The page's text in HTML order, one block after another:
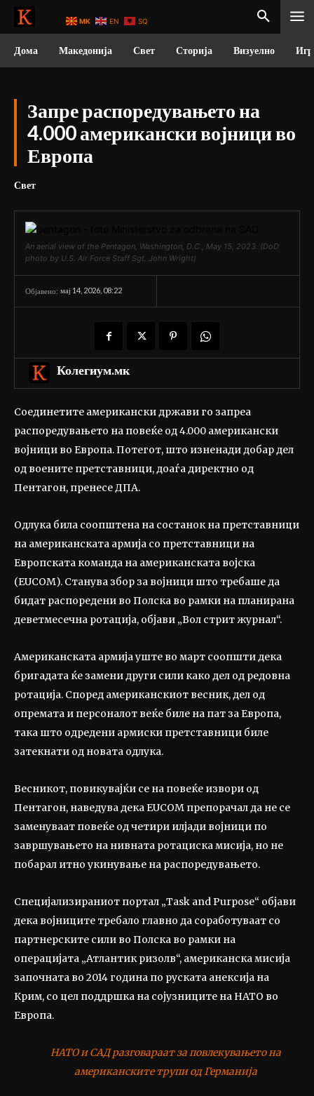
Дома Македонија Свет Сторија Визуелно
Запре распоредувањето на
4.000 американски војници во
Европа
Свет
An aerial view of the Pentagon, Washington, D.C., May 15, 2023. (DoD
photo by U.S. Air Force Staff Sgt. John Wright)
Објавено: мај 14, 2026, 08:22
Колегиум.мк
Соединетите американски држави го запреа
распоредувањето на повеќе од 4.000 американски
војници во Европа. Потегот, што изненади добар дел
од воените претставници, доаѓа директно од
Пентагон, пренесе ДПА.
Одлука била соопштена на состанок на претставници
на американската армија со претставници на
Европската команда на американската војска
(EUCOM). Станува збор за војници што требаше да
бидат распоредени во Полска во рамки на планирана
деветмесечна ротација, објави „Вол стрит журнал“.
Американската армија уште во март соопшти дека
бригадата ќе замени други сили како дел од редовна
ротација. Според американскиот весник, дел од
опремата и персоналот веќе биле на пат за Европа,
така што одредени армиски претставници биле
затекнати од новата одлука.
Весникот, повикувајќи се на повеќе извори од
Пентагон, наведува дека EUCOM препорачал да не се
заменуваат повеќе од четири илјади војници по
завршувањето на нивната ротациска мисија, но не
побарал итно укинување на распоредувањето.
Специјализираниот портал „Task and Purpose“ објави
дека војниците требало главно да соработуваат со
партнерските сили во Полска во рамки на
операцијата „Атлантик ризолв“, американска мисија
започната во 2014 година по руската анексија на
Крим, со цел поддршка на сојузниците на НАТО во
Европа.
НАТО и САД разговараат за повлекувањето на
американските трупи од Германија
MK EN SQ